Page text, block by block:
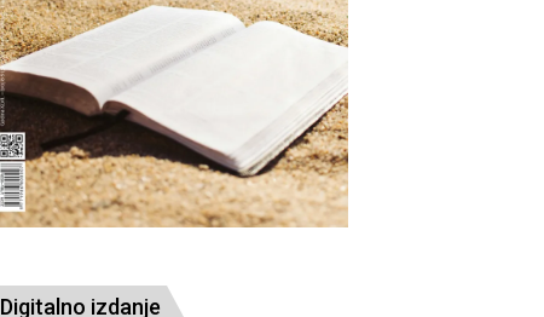
Digitalno izdanje